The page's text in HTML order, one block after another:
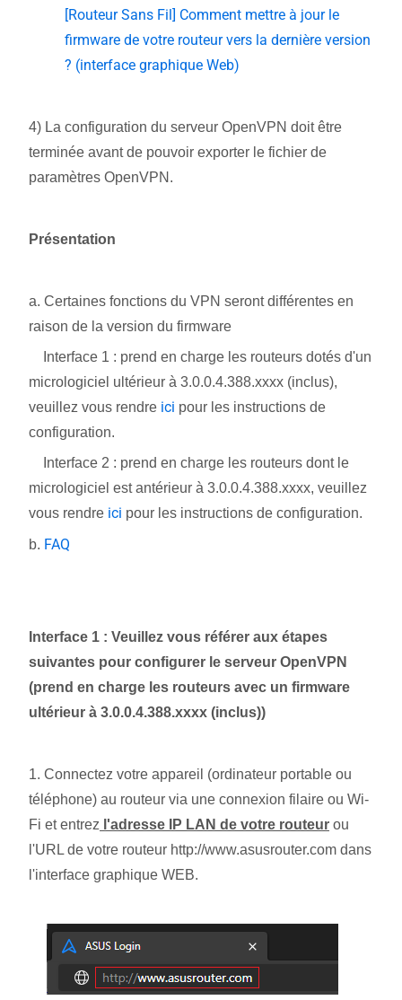
[Routeur Sans Fil] Comment mettre à jour le
firmware de votre routeur vers la dernière version
? (interface graphique Web)
4) La configuration du serveur OpenVPN doit être
terminée avant de pouvoir exporter le fichier de
paramètres OpenVPN.
Présentation
a. Certaines fonctions du VPN seront différentes en
raison de la version du firmware
Interface 1 : prend en charge les routeurs dotés d'un
micrologiciel ultérieur à 3.0.0.4.388.xxxx (inclus),
veuillez vous rendre ici pour les instructions de
configuration.
Interface 2 : prend en charge les routeurs dont le
micrologiciel est antérieur à 3.0.0.4.388.xxxx, veuillez
vous rendre ici pour les instructions de configuration.
b. FAQ
Interface 1 : Veuillez vous référer aux étapes
suivantes pour configurer le serveur OpenVPN
(prend en charge les routeurs avec un firmware
ultérieur à 3.0.0.4.388.xxxx (inclus))
1. Connectez votre appareil (ordinateur portable ou
téléphone) au routeur via une connexion filaire ou Wi-
Fi et entrez l'adresse IP LAN de votre routeur ou
l'URL de votre routeur http://www.asusrouter.com dans
l'interface graphique WEB.